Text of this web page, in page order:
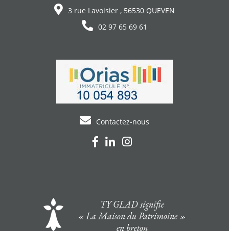
3 rue Lavoisier , 56530 QUEVEN
02 97 65 69 61
Contactez-nous
TY GLAD signifie
« La Maison du Patrimoine »
en breton